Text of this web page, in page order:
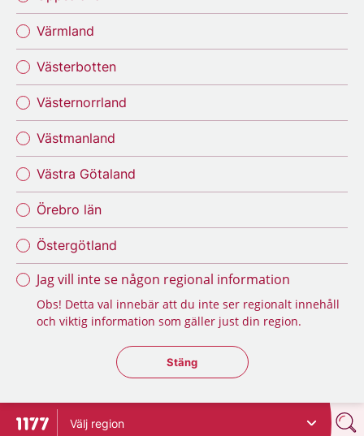
Värmland
Västerbotten
Västernorrland
Västmanland
Västra Götaland
Örebro län
Östergötland
Jag vill inte se någon regional information
Obs! Detta val innebär att du inte ser regionalt innehåll
och viktig information som gäller just din region.
Stäng regionsväljaren
Stäng
Till startsidan för 1177
Välj region